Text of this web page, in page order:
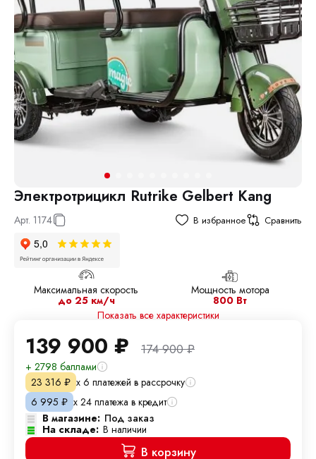
Электротрицикл Rutrike Gelbert Kang
Арт. 1174 В избранное Сравнить
Максимальная скорость
до 25 км/ч
Мощность мотора
800 Вт
Показать все характеристики
139 900 ₽ 174 900₽
+ 2798 баллами
23 316 ₽ х 6 платежей в рассрочку
6 995 ₽ х 24 платежа в кредит
В магазине: Под заказ
На складе: В наличии
В корзину